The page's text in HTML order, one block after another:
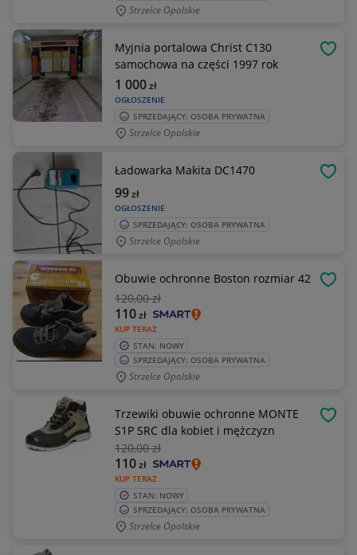
Strzelce Opolskie
Myjnia portalowa Christ C130
samochowa na części 1997 rok
OGŁOSZENIE
1 000zł
SPRZEDAJĄCY: OSOBA PRYWATNA
Strzelce Opolskie
Ładowarka Makita DC1470
OGŁOSZENIE
99zł
SPRZEDAJĄCY: OSOBA PRYWATNA
Strzelce Opolskie
Obuwie ochronne Boston rozmiar 42
120,00 zł
KUP TERAZ
110zł
STAN: NOWY
SPRZEDAJĄCY: OSOBA PRYWATNA
Strzelce Opolskie
Trzewiki obuwie ochronne MONTE
S1P SRC dla kobiet i mężczyzn
120,00 zł
KUP TERAZ
110zł
STAN: NOWY
SPRZEDAJĄCY: OSOBA PRYWATNA
Strzelce Opolskie